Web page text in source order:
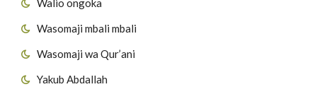
Walio ongoka
Wasomaji mbali mbali
Wasomaji wa Qur’ani
Yakub Abdallah